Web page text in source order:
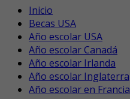
Inicio
Becas USA
Año escolar USA
Año escolar Canadá
Año escolar Irlanda
Año escolar Inglaterra
Año escolar en Francia